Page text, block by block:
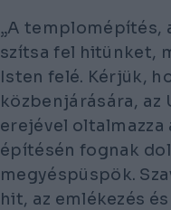
„A templomépítés,
szítsa fel hitünket,
Isten felé. Kérjük,
közbenjárására, az
erejével
építésén fognak
megyéspüspök.
hit, az emlékezés